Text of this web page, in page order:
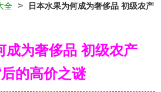
全 >
日本水果为何成为奢侈品 初级农产
成为奢侈品 初级农产
的高价之谜